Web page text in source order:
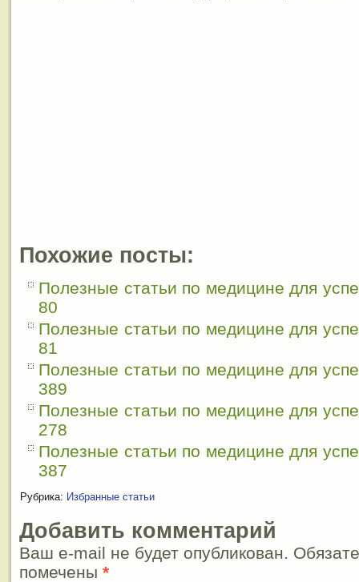
Похожие посты:
Полезные статьи по медицине для
80
Полезные статьи по медицине для
81
Полезные статьи по медицине для
389
Полезные статьи по медицине для
278
Полезные статьи по медицине для
387
Рубрика: Избранные статьи
Добавить комментарий
Ваш e-mail не будет опубликован.
помечены *